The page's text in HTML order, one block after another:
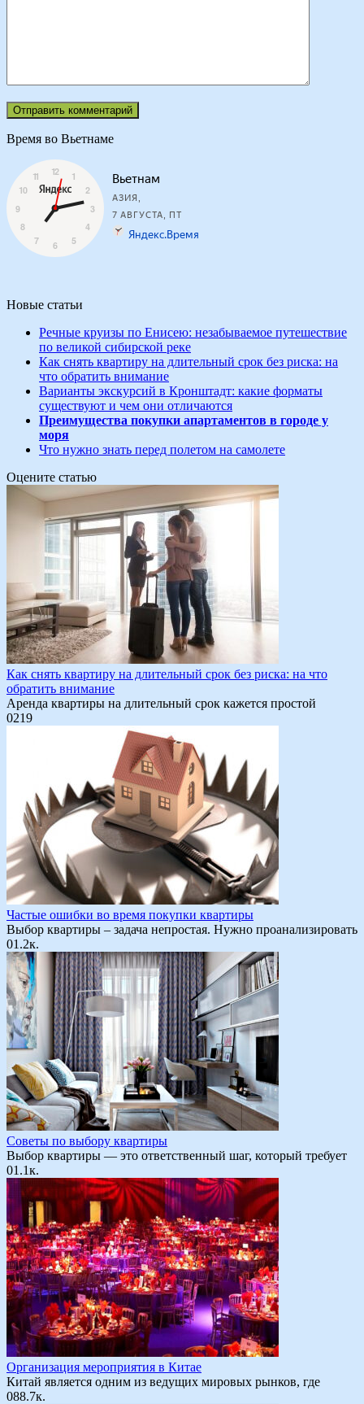
Время во Вьетнаме
Новые статьи
Речные круизы по Енисею: незабываемое путешествие
по великой сибирской реке
Как снять квартиру на длительный срок без риска: на
что обратить внимание
Варианты экскурсий в Кронштадт: какие форматы
существуют и чем они отличаются
Преимущества покупки апартаментов в городе у
моря
Что нужно знать перед полетом на самолете
Оцените статью
Как снять квартиру на длительный срок без риска: на что
обратить внимание
Аренда квартиры на длительный срок кажется простой
0219
Частые ошибки во время покупки квартиры
Выбор квартиры – задача непростая. Нужно проанализировать
01.2к.
Советы по выбору квартиры
Выбор квартиры — это ответственный шаг, который требует
01.1к.
Организация мероприятия в Китае
Китай является одним из ведущих мировых рынков, где
088.7к.